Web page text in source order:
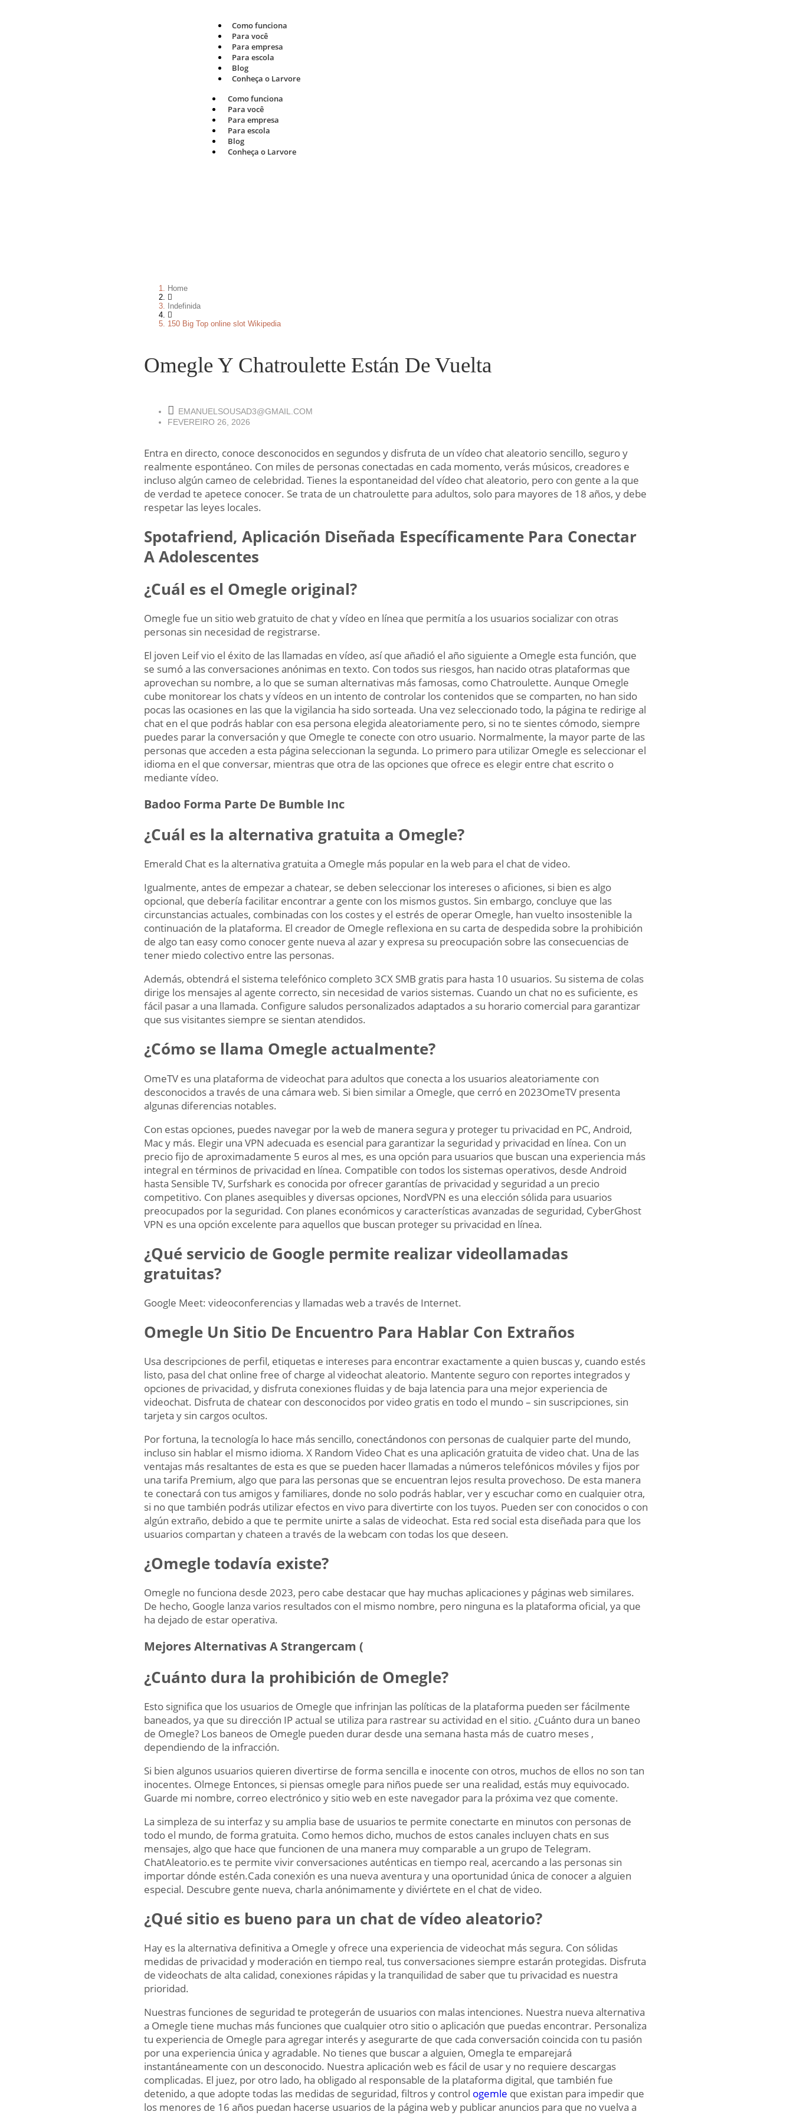
Como funciona
Para você
Para empresa
Para escola
Blog
Conheça o Larvore
Como funciona
Para você
Para empresa
Para escola
Blog
Conheça o Larvore
Home
Indefinida
150 Big Top online slot Wikipedia
Omegle Y Chatroulette Están De Vuelta
EMANUELSOUSAD3@GMAIL.COM
FEVEREIRO 26, 2026
Entra en directo, conoce desconocidos en segundos y disfruta de un vídeo chat aleatorio sencillo, seguro y
realmente espontáneo. Con miles de personas conectadas en cada momento, verás músicos, creadores e
incluso algún cameo de celebridad. Tienes la espontaneidad del vídeo chat aleatorio, pero con gente a la que
de verdad te apetece conocer. Se trata de un chatroulette para adultos, solo para mayores de 18 años, y debe
respetar las leyes locales.
Spotafriend, Aplicación Diseñada Específicamente Para Conectar
A Adolescentes
¿Cuál es el Omegle original?
Omegle fue un sitio web gratuito de chat y vídeo en línea que permitía a los usuarios socializar con otras
personas sin necesidad de registrarse.
El joven Leif vio el éxito de las llamadas en vídeo, así que añadió el año siguiente a Omegle esta función, que
se sumó a las conversaciones anónimas en texto. Con todos sus riesgos, han nacido otras plataformas que
aprovechan su nombre, a lo que se suman alternativas más famosas, como Chatroulette. Aunque Omegle
cube monitorear los chats y vídeos en un intento de controlar los contenidos que se comparten, no han sido
pocas las ocasiones en las que la vigilancia ha sido sorteada. Una vez seleccionado todo, la página te redirige al
chat en el que podrás hablar con esa persona elegida aleatoriamente pero, si no te sientes cómodo, siempre
puedes parar la conversación y que Omegle te conecte con otro usuario. Normalmente, la mayor parte de las
personas que acceden a esta página seleccionan la segunda. Lo primero para utilizar Omegle es seleccionar el
idioma en el que conversar, mientras que otra de las opciones que ofrece es elegir entre chat escrito o
mediante vídeo.
Badoo Forma Parte De Bumble Inc
¿Cuál es la alternativa gratuita a Omegle?
Emerald Chat es la alternativa gratuita a Omegle más popular en la web para el chat de video.
Igualmente, antes de empezar a chatear, se deben seleccionar los intereses o aficiones, si bien es algo
opcional, que debería facilitar encontrar a gente con los mismos gustos. Sin embargo, concluye que las
circunstancias actuales, combinadas con los costes y el estrés de operar Omegle, han vuelto insostenible la
continuación de la plataforma. El creador de Omegle reflexiona en su carta de despedida sobre la prohibición
de algo tan easy como conocer gente nueva al azar y expresa su preocupación sobre las consecuencias de
tener miedo colectivo entre las personas.
Además, obtendrá el sistema telefónico completo 3CX SMB gratis para hasta 10 usuarios. Su sistema de colas
dirige los mensajes al agente correcto, sin necesidad de varios sistemas. Cuando un chat no es suficiente, es
fácil pasar a una llamada. Configure saludos personalizados adaptados a su horario comercial para garantizar
que sus visitantes siempre se sientan atendidos.
¿Cómo se llama Omegle actualmente?
OmeTV es una plataforma de videochat para adultos que conecta a los usuarios aleatoriamente con
desconocidos a través de una cámara web. Si bien similar a Omegle, que cerró en 2023OmeTV presenta
algunas diferencias notables.
Con estas opciones, puedes navegar por la web de manera segura y proteger tu privacidad en PC, Android,
Mac y más. Elegir una VPN adecuada es esencial para garantizar la seguridad y privacidad en línea. Con un
precio fijo de aproximadamente 5 euros al mes, es una opción para usuarios que buscan una experiencia más
integral en términos de privacidad en línea. Compatible con todos los sistemas operativos, desde Android
hasta Sensible TV, Surfshark es conocida por ofrecer garantías de privacidad y seguridad a un precio
competitivo. Con planes asequibles y diversas opciones, NordVPN es una elección sólida para usuarios
preocupados por la seguridad. Con planes económicos y características avanzadas de seguridad, CyberGhost
VPN es una opción excelente para aquellos que buscan proteger su privacidad en línea.
¿Qué servicio de Google permite realizar videollamadas
gratuitas?
Google Meet: videoconferencias y llamadas web a través de Internet.
Omegle Un Sitio De Encuentro Para Hablar Con Extraños
Usa descripciones de perfil, etiquetas e intereses para encontrar exactamente a quien buscas y, cuando estés
listo, pasa del chat online free of charge al videochat aleatorio. Mantente seguro con reportes integrados y
opciones de privacidad, y disfruta conexiones fluidas y de baja latencia para una mejor experiencia de
videochat. Disfruta de chatear con desconocidos por video gratis en todo el mundo – sin suscripciones, sin
tarjeta y sin cargos ocultos.
Por fortuna, la tecnología lo hace más sencillo, conectándonos con personas de cualquier parte del mundo,
incluso sin hablar el mismo idioma. X Random Video Chat es una aplicación gratuita de video chat. Una de las
ventajas más resaltantes de esta es que se pueden hacer llamadas a números telefónicos móviles y fijos por
una tarifa Premium, algo que para las personas que se encuentran lejos resulta provechoso. De esta manera
te conectará con tus amigos y familiares, donde no solo podrás hablar, ver y escuchar como en cualquier otra,
si no que también podrás utilizar efectos en vivo para divertirte con los tuyos. Pueden ser con conocidos o con
algún extraño, debido a que te permite unirte a salas de videochat. Esta red social esta diseñada para que los
usuarios compartan y chateen a través de la webcam con todas los que deseen.
¿Omegle todavía existe?
Omegle no funciona desde 2023, pero cabe destacar que hay muchas aplicaciones y páginas web similares.
De hecho, Google lanza varios resultados con el mismo nombre, pero ninguna es la plataforma oficial, ya que
ha dejado de estar operativa.
Mejores Alternativas A Strangercam (
¿Cuánto dura la prohibición de Omegle?
Esto significa que los usuarios de Omegle que infrinjan las políticas de la plataforma pueden ser fácilmente
baneados, ya que su dirección IP actual se utiliza para rastrear su actividad en el sitio. ¿Cuánto dura un baneo
de Omegle? Los baneos de Omegle pueden durar desde una semana hasta más de cuatro meses ,
dependiendo de la infracción.
Si bien algunos usuarios quieren divertirse de forma sencilla e inocente con otros, muchos de ellos no son tan
inocentes. Olmege Entonces, si piensas omegle para niños puede ser una realidad, estás muy equivocado.
Guarde mi nombre, correo electrónico y sitio web en este navegador para la próxima vez que comente.
La simpleza de su interfaz y su amplia base de usuarios te permite conectarte en minutos con personas de
todo el mundo, de forma gratuita. Como hemos dicho, muchos de estos canales incluyen chats en sus
mensajes, algo que hace que funcionen de una manera muy comparable a un grupo de Telegram.
ChatAleatorio.es te permite vivir conversaciones auténticas en tiempo real, acercando a las personas sin
importar dónde estén.Cada conexión es una nueva aventura y una oportunidad única de conocer a alguien
especial. Descubre gente nueva, charla anónimamente y diviértete en el chat de video.
¿Qué sitio es bueno para un chat de vídeo aleatorio?
Hay es la alternativa definitiva a Omegle y ofrece una experiencia de videochat más segura. Con sólidas
medidas de privacidad y moderación en tiempo real, tus conversaciones siempre estarán protegidas. Disfruta
de videochats de alta calidad, conexiones rápidas y la tranquilidad de saber que tu privacidad es nuestra
prioridad.
Nuestras funciones de seguridad te protegerán de usuarios con malas intenciones. Nuestra nueva alternativa
a Omegle tiene muchas más funciones que cualquier otro sitio o aplicación que puedas encontrar. Personaliza
tu experiencia de Omegle para agregar interés y asegurarte de que cada conversación coincida con tu pasión
por una experiencia única y agradable. No tienes que buscar a alguien, Omegla te emparejará
instantáneamente con un desconocido. Nuestra aplicación web es fácil de usar y no requiere descargas
complicadas. El juez, por otro lado, ha obligado al responsable de la plataforma digital, que también fue
detenido, a que adopte todas las medidas de seguridad, filtros y control ogemle que existan para impedir que
los menores de 16 años puedan hacerse usuarios de la página web y publicar anuncios para que no vuelva a